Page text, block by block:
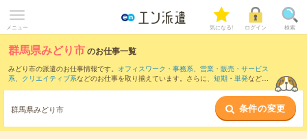
メニュー 気になる! ログイン 検索
群馬県みどり市のお仕事一覧
みどり市の派遣のお仕事情報です。 オフィスワーク・事務系、 営業・販売・サービス
系、 クリエイティブ系などのお仕事を取り揃えています。さらに、 短期 ・ 単発などの
また、前橋市・伊勢崎市 など隣接エリアのお仕事もご確認いただけます。
群馬県みどり市 条件の変更